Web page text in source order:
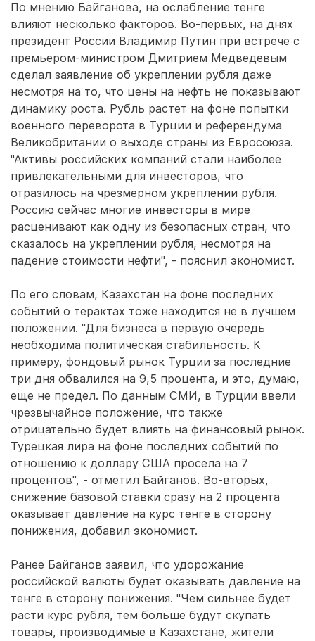
По мнению Байганова, на ослабление тенге
влияют несколько факторов. Во-первых, на днях
президент России Владимир Путин при встрече с
премьером-министром Дмитрием Медведевым
сделал заявление об укреплении рубля даже
несмотря на то, что цены на нефть не показывают
динамику роста. Рубль растет на фоне попытки
военного переворота в Турции и референдума
Великобритании о выходе страны из Евросоюза.
"Активы российских компаний стали наиболее
привлекательными для инвесторов, что
отразилось на чрезмерном укреплении рубля.
Россию сейчас многие инвесторы в мире
расценивают как одну из безопасных стран, что
сказалось на укреплении рубля, несмотря на
падение стоимости нефти", - пояснил экономист.
По его словам, Казахстан на фоне последних
событий о терактах тоже находится не в лучшем
положении. "Для бизнеса в первую очередь
необходима политическая стабильность. К
примеру, фондовый рынок Турции за последние
три дня обвалился на 9,5 процента, и это, думаю,
еще не предел. По данным СМИ, в Турции ввели
чрезвычайное положение, что также
отрицательно будет влиять на финансовый рынок.
Турецкая лира на фоне последних событий по
отношению к доллару США просела на 7
процентов", - отметил Байганов. Во-вторых,
снижение базовой ставки сразу на 2 процента
оказывает давление на курс тенге в сторону
понижения, добавил экономист.
Ранее Байганов заявил, что удорожание
российской валюты будет оказывать давление на
тенге в сторону понижения. "Чем сильнее будет
расти курс рубля, тем больше будут скупать
товары, производимые в Казахстане, жители